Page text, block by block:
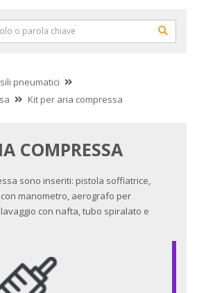
pneumatici
Kit per aria compressa
COMPRESSA
sono inseriti: pistola soffiatrice,
manometro, aerografo per
con nafta, tubo spiralato e